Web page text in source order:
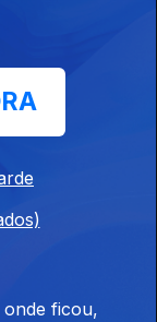
Ep. 8
ficou,